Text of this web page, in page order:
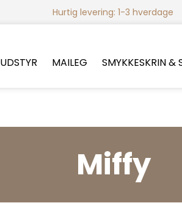
Hurtig levering: 1-3 hverdage
UDSTYR MAILEG SMYKKESKRIN &
Miffy